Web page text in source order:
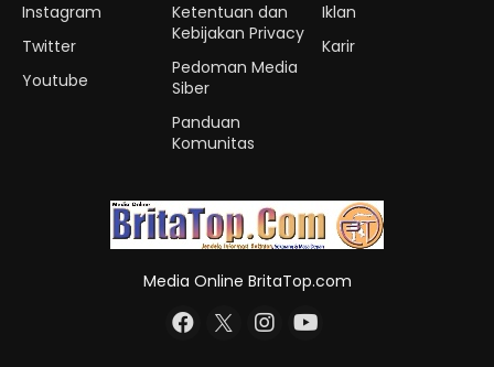
Instagram
Twitter
Youtube
Ketentuan dan
Kebijakan Privacy
Pedoman Media
Siber
Panduan
Komunitas
Iklan
Karir
Media Online BritaTop.com